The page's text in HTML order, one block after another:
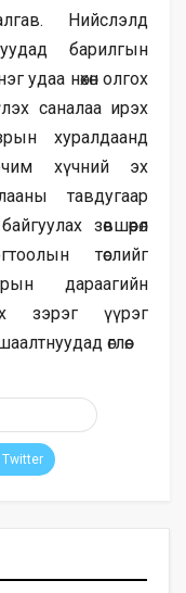
Нийслэлд
барилгын
удаа нөхөн олгох
саналаа ирэх
хуралдаанд
хүчний эх
тавдугаар
зөвшөөрөл
төслийг
дараагийн
зэрэг үүрэг
өглөө.
Twitter